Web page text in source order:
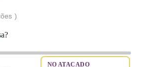
NO ATACADO